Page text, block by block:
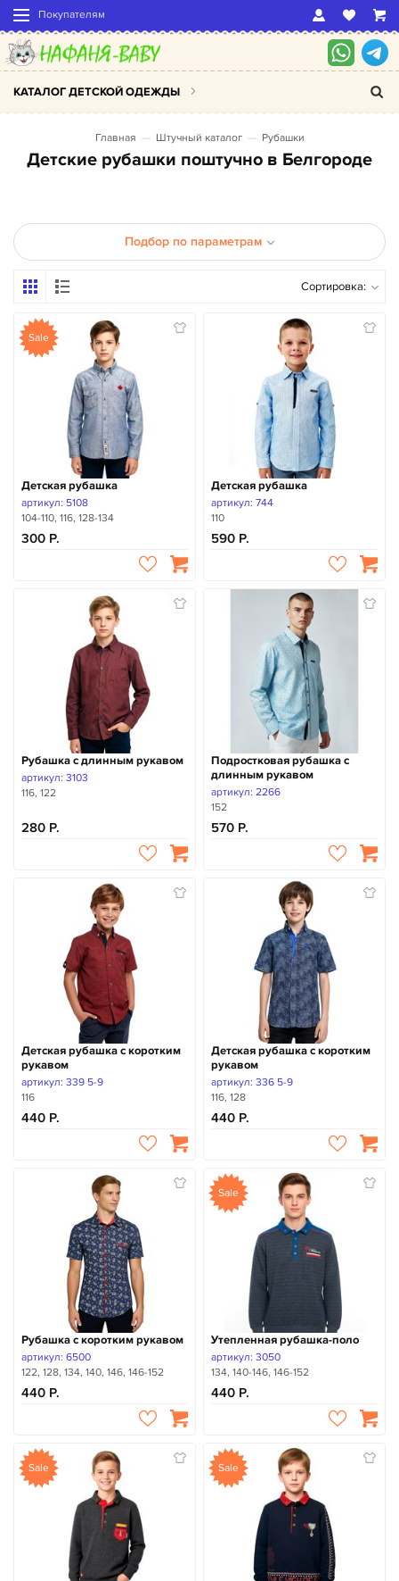
Покупателям
КАТАЛОГ ДЕТСКОЙ ОДЕЖДЫ
Главная Штучный каталог Рубашки
Детские рубашки поштучно в Белгороде
Подбор по параметрам
Сортировка:
Sale
Детская рубашка
артикул: 5108
104-110, 116, 128-134
300
Детская рубашка
артикул: 744
110
590
Рубашка с длинным рукавом
артикул: 3103
116, 122
280
Подростковая рубашка с
длинным рукавом
артикул: 2266
152
570
Детская рубашка с коротким
рукавом
артикул: 339 5-9
116
440
Детская рубашка с коротким
рукавом
артикул: 336 5-9
116, 128
440
Рубашка с коротким рукавом
артикул: 6500
122, 128, 134, 140, 146, 146-152
440
Sale
Утепленная рубашка-поло
артикул: 3050
134, 140-146, 146-152
440
Sale Sale